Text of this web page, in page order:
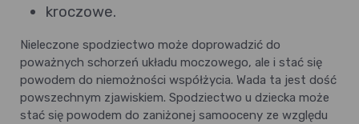
kroczowe.
Nieleczone spodziectwo może doprowadzić do
poważnych schorzeń układu moczowego, ale i stać się
powodem do niemożności współżycia. Wada ta jest dość
powszechnym zjawiskiem. Spodziectwo u dziecka może
stać się powodem do zaniżonej samooceny ze względu